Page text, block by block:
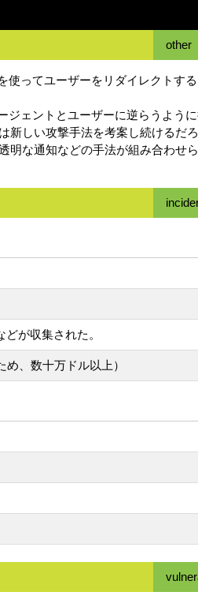
other
ってユーザーをリダイレクトする
ェントとユーザーに逆らうように
しい攻撃手法を考案し続けるだろ
な通知などの手法が組み合わせ
が収集された。
、数十万ドル以上）